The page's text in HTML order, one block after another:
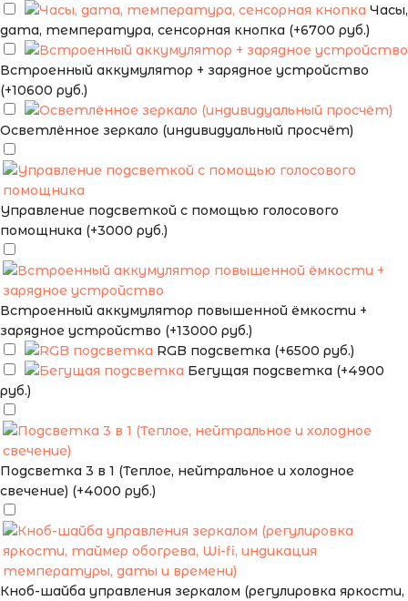
Часы,
дата, температура, сенсорная кнопка (+6700 руб.)
Встроенный аккумулятор + зарядное устройство
(+10600 руб.)
Осветлённое зеркало (индивидуальный просчёт)
Управление подсветкой с помощью голосового
помощника (+3000 руб.)
Встроенный аккумулятор повышенной ёмкости +
зарядное устройство (+13000 руб.)
RGB подсветка (+6500 руб.)
Бегущая подсветка (+4900
руб.)
Подсветка 3 в 1 (Теплое, нейтральное и холодное
свечение) (+4000 руб.)
Кноб-шайба управления зеркалом (регулировка яркости,